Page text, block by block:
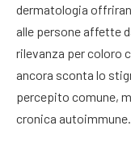
dermatologia
alle persone affette
rilevanza per coloro
ancora sconta lo
percepito comune,
cronica autoimmune.